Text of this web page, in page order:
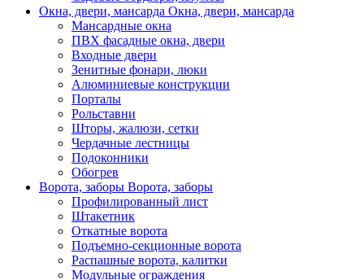
Окна, двери, мансарда Окна, двери, мансарда
Мансардные окна
ПВХ фасадные окна, двери
Входные двери
Зенитные фонари, люки
Алюминиевые конструкции
Порталы
Рольставни
Шторы, жалюзи, сетки
Чердачные лестницы
Подоконники
Обогрев
Ворота, заборы Ворота, заборы
Профилированный лист
Штакетник
Откатные ворота
Подъемно-секционные ворота
Распашные ворота, калитки
Модульные ограждения